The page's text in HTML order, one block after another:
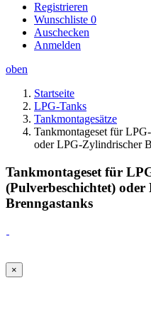
Registrieren
Wunschliste 0
Auschecken
Anmelden
oben
Startseite
LPG-Tanks
Tankmontagesätze
Tankmontageset für
oder LPG-Zylindrischer
Tankmontageset für
(Pulverbeschichtet)
Brenngastanks
×